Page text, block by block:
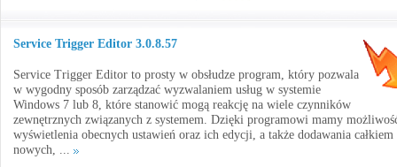
Service Trigger Editor 3.0.8.57
Service Trigger Editor to prosty w obsłudze program, który pozwala
w wygodny sposób zarządzać wyzwalaniem usług w systemie
Windows 7 lub 8, które stanowić mogą reakcję na wiele czynników
zewnętrznych związanych z systemem. Dzięki programowi mamy
wyświetlenia obecnych ustawień oraz ich edycji, a także dodawania całkiem
nowych, ...